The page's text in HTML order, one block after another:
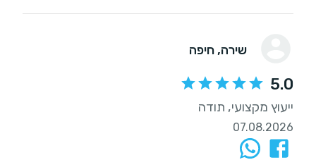
שירה, חיפה
5.0
ייעוץ מקצועי, תודה
07.08.2026